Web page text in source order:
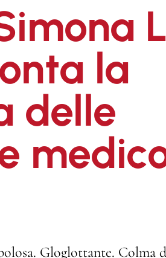
la
delle
Gloglottante. Colma